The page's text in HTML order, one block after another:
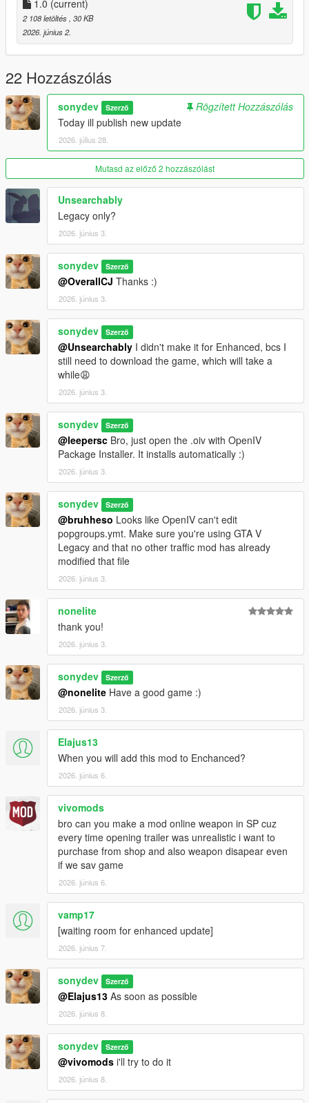
1.0 (current)
2 108 letöltés , 30 KB
2026. június 2.
22 Hozzászólás
sonydev Szerző
Rögzített Hozzászólás
Today ill publish new update
2026. július 28.
Mutasd az előző 2 hozzászólást
Unsearchably
Legacy only?
2026. június 3.
sonydev Szerző
@OverallCJ Thanks :)
2026. június 3.
sonydev Szerző
@Unsearchably I didn't make it for Enhanced, bcs I
still need to download the game, which will take a
while😩
2026. június 3.
sonydev Szerző
@leepersc Bro, just open the .oiv with OpenIV
Package Installer. It installs automatically :)
2026. június 3.
sonydev Szerző
@bruhheso Looks like OpenIV can't edit
popgroups.ymt. Make sure you're using GTA V
Legacy and that no other traffic mod has already
modified that file
2026. június 3.
nonelite
thank you!
2026. június 3.
sonydev Szerző
@nonelite Have a good game :)
2026. június 3.
Elajus13
When you will add this mod to Enchanced?
2026. június 6.
vivomods
bro can you make a mod online weapon in SP cuz
every time opening trailer was unrealistic i want to
purchase from shop and also weapon disapear even
if we sav game
2026. június 6.
vamp17
[waiting room for enhanced update]
2026. június 7.
sonydev Szerző
@Elajus13 As soon as possible
2026. június 8.
sonydev Szerző
@vivomods i'll try to do it
2026. június 8.